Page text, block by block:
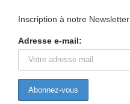
Inscription à notre Newsletter
Adresse e-mail: